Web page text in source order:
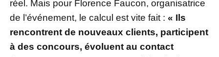
réel. Mais pour Florence Faucon, organisatrice
de l’événement, le calcul est vite fait : « Ils
rencontrent de nouveaux clients, participent
à des concours, évoluent au contact